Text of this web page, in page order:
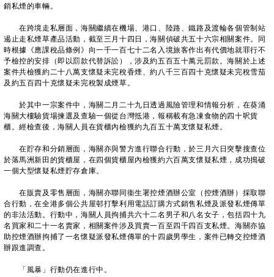
銷私煙的車輛。
在跨境走私層面，海關繼續在機場、港口、陸路、鐵路及渡輪各個管制站
遏止走私煙草產品活動，截至三月十四日，海關偵破共五十六宗相關案件。同
時根據《應課稅品條例》向一千一百七十二名入境旅客作出有代價地就罪行不
予檢控的安排（即以罰款代替訴訟），涉及約五百五十萬元罰款。海關於上述
案件共檢獲約二十八萬支懷疑未完稅香煙、約八千三百四十克懷疑未完稅雪茄
及約五百四十克懷疑未完稅製成煙草。
於其中一宗案件中，海關二月二十九日透過風險管理和情報分析，在葵涌
海關大樓驗貨場揀選及查驗一個從台灣抵港，報稱載有急凍食物的四十呎貨
櫃。經檢查後，海關人員在貨櫃內檢獲約九百五十萬支懷疑私煙。
在貯存和分銷層面，海關亦與警方進行聯合行動，於三月六日突擊搜查位
於落馬洲新田的貨櫃屋，在四個貨櫃屋內檢獲約六百萬支懷疑私煙，成功搗破
一個大型懷疑私煙貯存倉庫。
在販賣及零售層面，海關亦聯同衞生署控煙酒辦公室（控煙酒辦）採取聯
合行動，在全港多個公共屋邨打擊利用電話訂購方式銷售私煙及派發私煙傳單
的非法活動。行動中，海關人員拘捕共六十二名男子和八名女子，包括四十九
名買家和二十一名賣家，相關案件涉及買賣一百至四千四百支私煙。海關亦協
助控煙酒辦拘捕了一名懷疑派發私煙傳單的十四歲男學生，案件已轉交控煙酒
辦跟進調查。
「風暴」行動仍在進行中。